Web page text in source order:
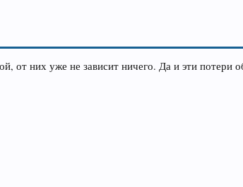
от них уже не зависит ничего. Да и эти потери